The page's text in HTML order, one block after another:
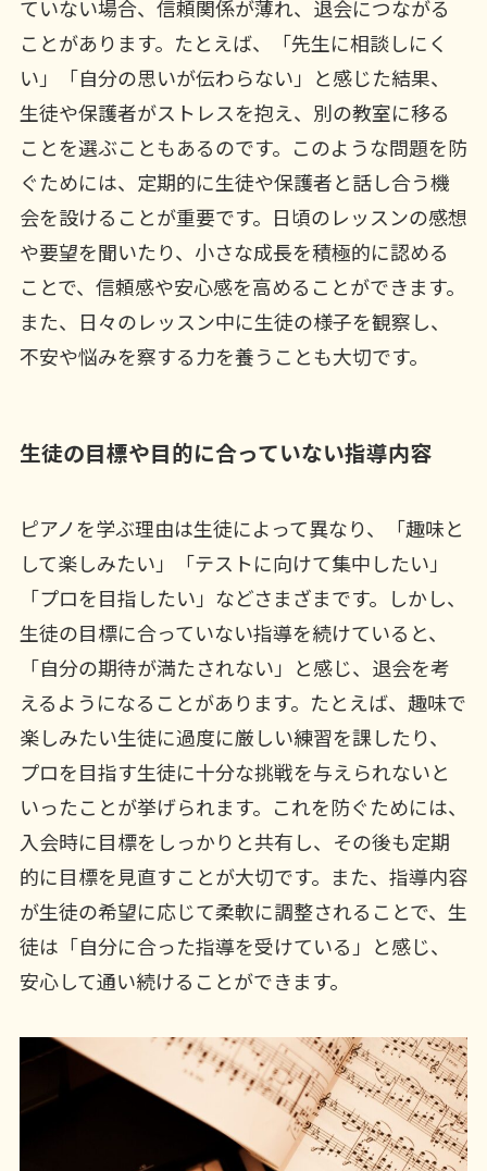
ていない場合、信頼関係が薄れ、退会につながる
ことがあります。たとえば、「先生に相談しにく
い」「自分の思いが伝わらない」と感じた結果、
生徒や保護者がストレスを抱え、別の教室に移る
ことを選ぶこともあるのです。このような問題を防
ぐためには、定期的に生徒や保護者と話し合う機
会を設けることが重要です。日頃のレッスンの感想
や要望を聞いたり、小さな成長を積極的に認める
ことで、信頼感や安心感を高めることができます。
また、日々のレッスン中に生徒の様子を観察し、
不安や悩みを察する力を養うことも大切です。
生徒の目標や目的に合っていない指導内容
ピアノを学ぶ理由は生徒によって異なり、「趣味と
して楽しみたい」「テストに向けて集中したい」
「プロを目指したい」などさまざまです。しかし、
生徒の目標に合っていない指導を続けていると、
「自分の期待が満たされない」と感じ、退会を考
えるようになることがあります。たとえば、趣味で
楽しみたい生徒に過度に厳しい練習を課したり、
プロを目指す生徒に十分な挑戦を与えられないと
いったことが挙げられます。これを防ぐためには、
入会時に目標をしっかりと共有し、その後も定期
的に目標を見直すことが大切です。また、指導内容
が生徒の希望に応じて柔軟に調整されることで、生
徒は「自分に合った指導を受けている」と感じ、
安心して通い続けることができます。